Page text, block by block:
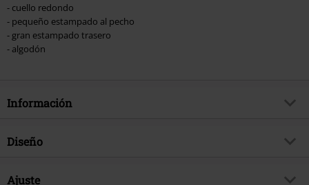
- cuello redondo
- pequeño estampado al pecho
- gran estampado trasero
- algodón
Información
Artículo no.
Brand
Diseño
Tipo de producto
Ajuste